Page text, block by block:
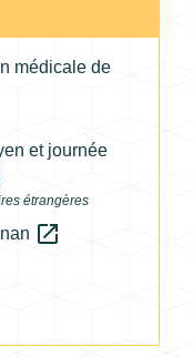
médicale de
et journée
étrangères
open_in_new